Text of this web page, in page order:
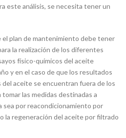
este análisis, se necesita tener un
plan de mantenimiento debe tener
la realización de los diferentes
físico-químicos del aceite
y en el caso de que los resultados
aceite se encuentran fuera de los
las medidas destinadas a
sea por reacondicionamiento por
la regeneración del aceite por filtrado